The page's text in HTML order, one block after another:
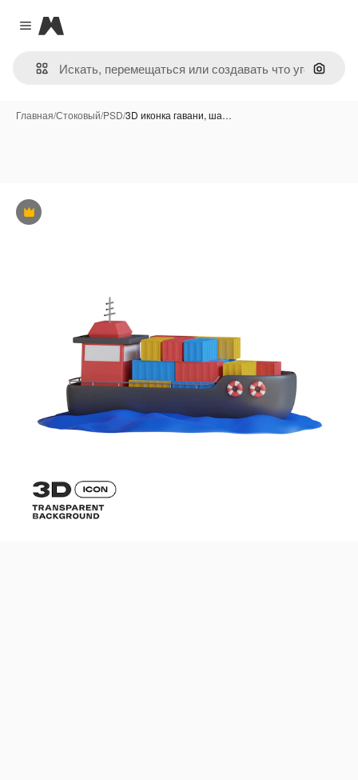
Close menu
Magnific
Поиск
Главная/Стоковый/PSD/3D иконка гавани, ша…
Премиум